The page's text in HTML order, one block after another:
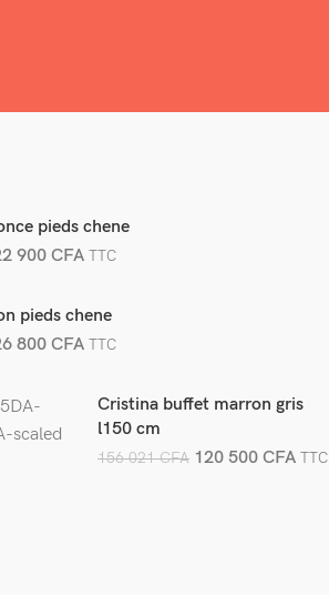
pieds chene
900CFA TTC
pieds chene
800CFA TTC
Cristina buffet marron gris
l150 cm
156 021CFA 120 500 CFA TTC